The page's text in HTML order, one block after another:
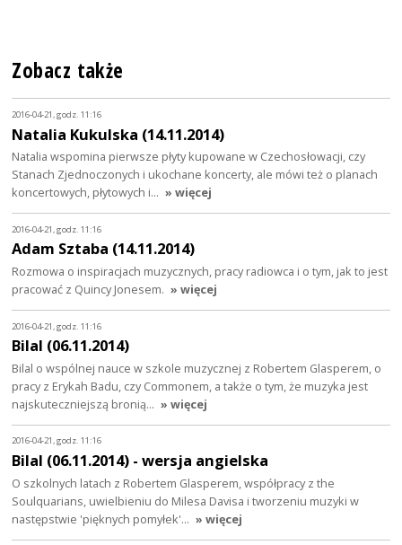
Zobacz także
2016-04-21, godz. 11:16
Natalia Kukulska (14.11.2014)
Natalia wspomina pierwsze płyty kupowane w Czechosłowacji, czy
Stanach Zjednoczonych i ukochane koncerty, ale mówi też o planach
koncertowych, płytowych i… » więcej
2016-04-21, godz. 11:16
Adam Sztaba (14.11.2014)
Rozmowa o inspiracjach muzycznych, pracy radiowca i o tym, jak to jest
pracować z Quincy Jonesem. » więcej
2016-04-21, godz. 11:16
Bilal (06.11.2014)
Bilal o wspólnej nauce w szkole muzycznej z Robertem Glasperem, o
pracy z Erykah Badu, czy Commonem, a także o tym, że muzyka jest
najskuteczniejszą bronią… » więcej
2016-04-21, godz. 11:16
Bilal (06.11.2014) - wersja angielska
O szkolnych latach z Robertem Glasperem, współpracy z the
Soulquarians, uwielbieniu do Milesa Davisa i tworzeniu muzyki w
następstwie 'pięknych pomyłek'… » więcej